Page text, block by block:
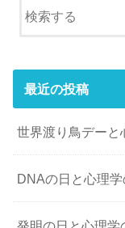
最近の投稿
世界渡り鳥デーと
DNAの日と心理